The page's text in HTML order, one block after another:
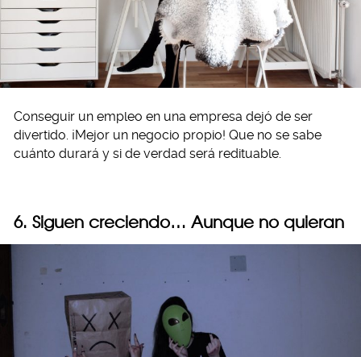
Conseguir un empleo en una empresa dejó de ser
divertido. ¡Mejor un negocio propio! Que no se sabe
cuánto durará y si de verdad será redituable.
6. Siguen creciendo… Aunque no quieran